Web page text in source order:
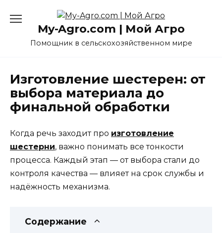
содержаниюMy-Agro.com | Мой Агро
Помощник в сельскохозяйственном мире
Изготовление шестерен: от
выбора материала до
финальной обработки
Когда речь заходит про изготовление
шестерни, важно понимать все тонкости
процесса. Каждый этап — от выбора стали до
контроля качества — влияет на срок службы и
надёжность механизма.
Содержание